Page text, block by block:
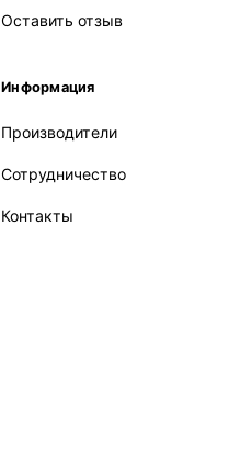
Оставить отзыв
Информация
Производители
Сотрудничество
Контакты